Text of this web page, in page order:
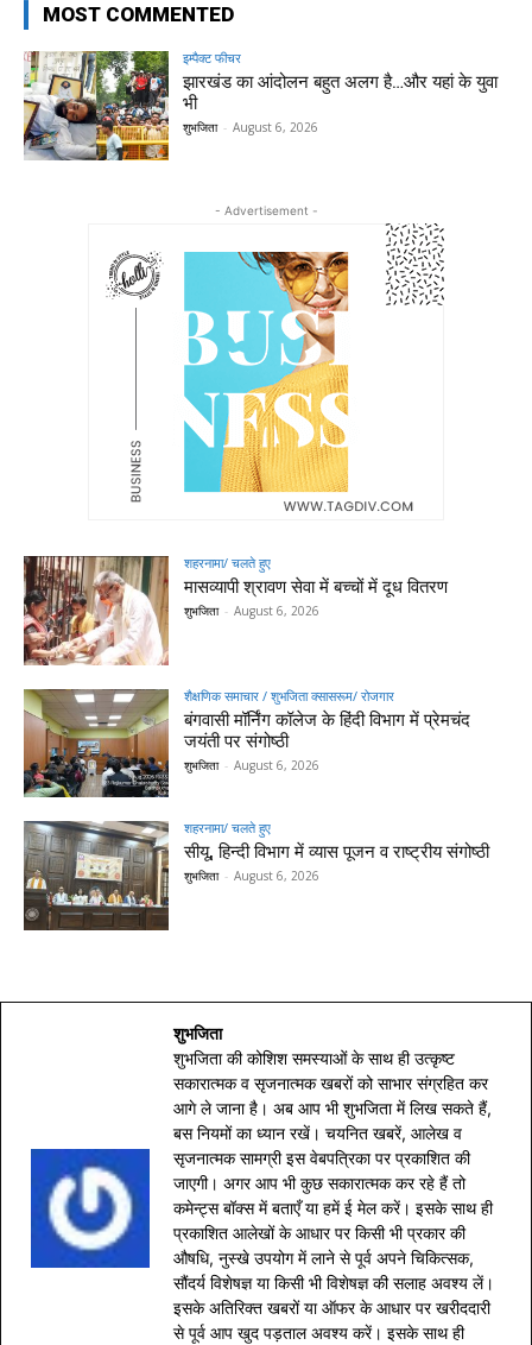
MOST COMMENTED
इम्पैक्ट फीचर
झारखंड का आंदोलन बहुत अलग है…और यहां के युवा
भी
शुभजिता - August 6, 2026
- Advertisement -
शहरनामा/ चलते हुए
मासव्यापी श्रावण सेवा में बच्चों में दूध वितरण
शुभजिता - August 6, 2026
शैक्षणिक समाचार / शुभजिता क्सासरूम/ रोजगार
बंगवासी मॉर्निंग कॉलेज के हिंदी विभाग में प्रेमचंद
जयंती पर संगोष्ठी
शुभजिता - August 6, 2026
शहरनामा/ चलते हुए
सीयू, हिन्दी विभाग में व्यास पूजन व राष्ट्रीय संगोष्ठी
शुभजिता - August 6, 2026
शुभजिता
शुभजिता की कोशिश समस्याओं के साथ ही उत्कृष्ट
सकारात्मक व सृजनात्मक खबरों को साभार संग्रहित कर
आगे ले जाना है। अब आप भी शुभजिता में लिख सकते हैं,
बस नियमों का ध्यान रखें। चयनित खबरें, आलेख व
सृजनात्मक सामग्री इस वेबपत्रिका पर प्रकाशित की
जाएगी। अगर आप भी कुछ सकारात्मक कर रहे हैं तो
कमेन्ट्स बॉक्स में बताएँ या हमें ई मेल करें। इसके साथ ही
प्रकाशित आलेखों के आधार पर किसी भी प्रकार की
औषधि, नुस्खे उपयोग में लाने से पूर्व अपने चिकित्सक,
सौंदर्य विशेषज्ञ या किसी भी विशेषज्ञ की सलाह अवश्य लें।
इसके अतिरिक्त खबरों या ऑफर के आधार पर खरीददारी
से पूर्व आप खुद पड़ताल अवश्य करें। इसके साथ ही